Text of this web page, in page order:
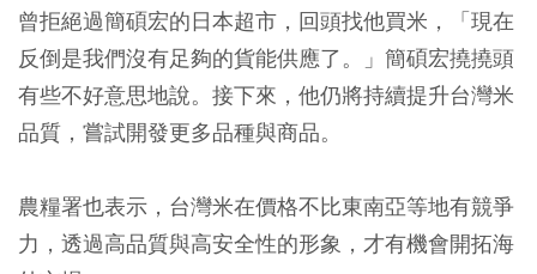
曾拒絕過簡碩宏的日本超市，回頭找他買米，「現在
反倒是我們沒有足夠的貨能供應了。」簡碩宏撓撓頭
有些不好意思地說。接下來，他仍將持續提升台灣米
品質，嘗試開發更多品種與商品。
農糧署也表示，台灣米在價格不比東南亞等地有競爭
力，透過高品質與高安全性的形象，才有機會開拓海